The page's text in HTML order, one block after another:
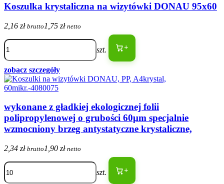
Koszulka krystaliczna na wizytówki DONAU 95x60
2,16 zł brutto 1,75 zł netto
szt. +
zobacz szczegóły
wykonane z gładkiej ekologicznej folii
polipropylenowej o grubości 60μm specjalnie
wzmocniony brzeg antystatyczne krystaliczne,
2,34 zł brutto 1,90 zł netto
szt. +